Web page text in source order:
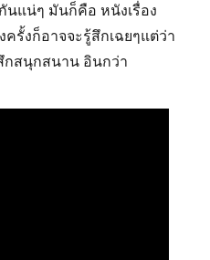
แน่ๆ มันก็คือ หนังเรื่อง
ครั้งก็อาจจะรู้สึกเฉยๆแต่ว่า
สนุกสนาน อินกว่า